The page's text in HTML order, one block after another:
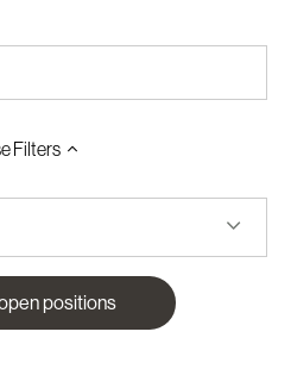
Filters
positions